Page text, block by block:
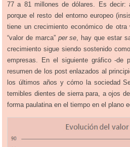
77 a 81 millones de dólares. Es decir:
porque el resto del entorno europeo
tiene un crecimiento económico de
“valor de marca” per se, hay que estar
crecimiento sigue siendo sostenido
empresas. En el siguiente gráfico -de
resumen de los post enlazados al
los últimos años y cómo la sociedad
temibles dientes de sierra para, a ojos
forma paulatina en el tiempo en el plano